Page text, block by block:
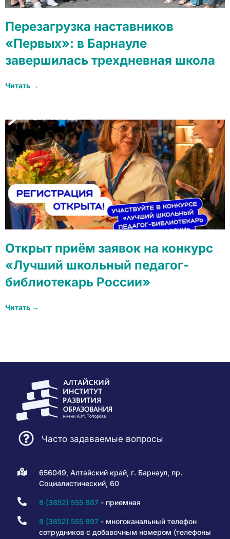
Перезагрузка наставников
«Первых»: в Барнауле
завершилась трехдневная школа
Читать →
Открыт приём заявок на конкурс
«Лучший школьный педагог-
библиотекарь России»
Читать →
Часто задаваемые вопросы
656049, Алтайский край, г. Барнаул, пр.
Социалистический, 60
8 (3852) 555 887- приемная
8 (3852) 555 897- многоканальный телефон
сотрудников с добавочным номером (телефоны